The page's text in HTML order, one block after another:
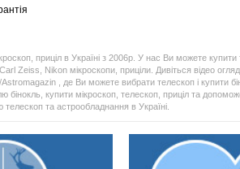
приціл в Україні з 2006р. У нас Ви можете
Zeiss, Nikon мікроскопи, приціли. Дивіться відео
, де Ви можете вибрати телескоп і купити
бінокль, купити мікроскоп, телескоп, приціл та
та астрообладнання в Україні.